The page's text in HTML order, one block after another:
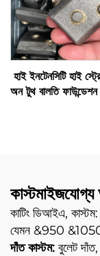
হাই ইনটেনসিটি হাই
অন টুথ বালতি ফাউন্ডেশন
কাটিং ডিআইএ, কাস্টম:
যেমন &950 &1050
দাঁত কাস্টম: বুলেট